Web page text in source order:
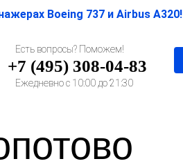
Boeing 737 и Airbus A320!
Есть вопросы? Поможем!
+7 (495) 308-04-83
Ежедневно с 10:00 до 21:30